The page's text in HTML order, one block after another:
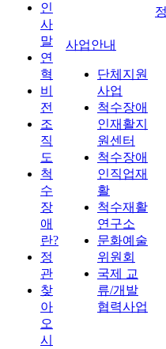
인
사
말
연
혁
비
전
조
직
도
척
수
장
애
란?
정
관
찾
아
오
시
사업안내
단체지원
사업
척수장애
인재활지
원센터
척수장애
인직업재
활
척수재활
연구소
문화예술
위원회
국제 교
류/개발
협력사업